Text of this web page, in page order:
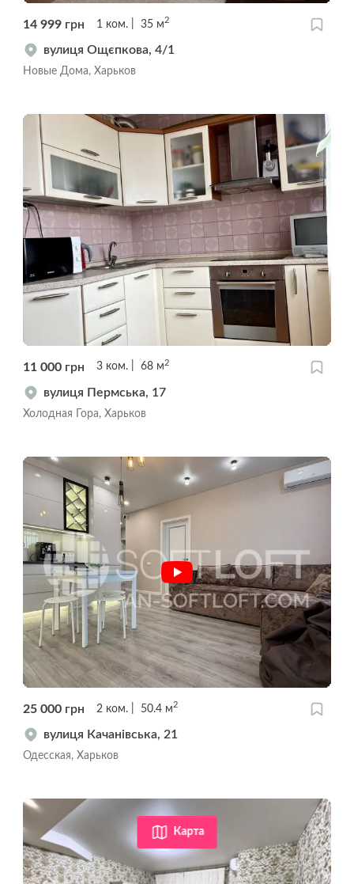
Карта
14 999 грн 1 ком. 35 м2
вулиця Ощєпкова, 4/1
Новые Дома, Харьков
11 000 грн 3 ком. 68 м 2
вулиця Пермська, 17
Холодная Гора, Харьков
25 000 грн 2 ком. 50.4 м2
вулиця Качанівська, 21
Одесская, Харьков